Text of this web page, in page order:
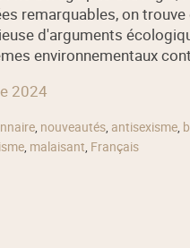
remarquables, on
d'arguments
environnementaux
2024
, nouveautés, antisexisme,
, malaisant, Français